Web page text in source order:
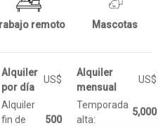
remoto Mascotas
Alquiler
por día
US$
Alquiler
fin de
500
Alquiler
mensual
US$
Temporada
alta:
5,000